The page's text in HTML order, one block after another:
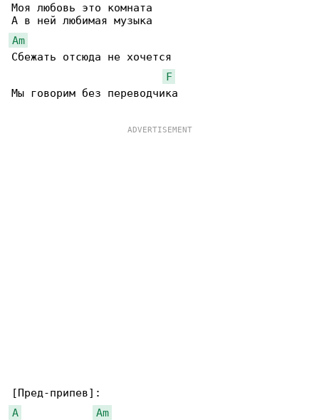
Моя любовь это комната
Am
Сбежать отсюда не хочется
F
Мы говорим без переводчика
A
Am